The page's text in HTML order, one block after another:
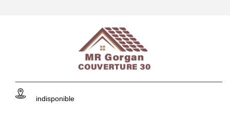
indisponible